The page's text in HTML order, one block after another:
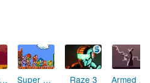
Ninja Quest Super Mario Crossover 2 Raze 3 Armed with Wings 4 : Culmination